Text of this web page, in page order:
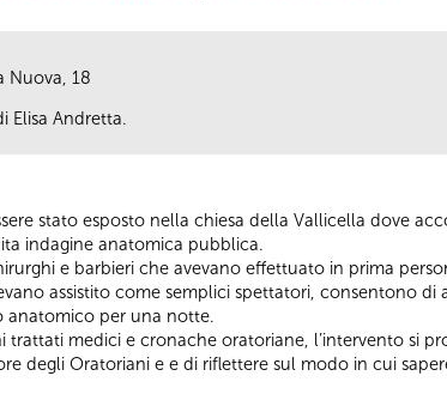
Nuova, 18
Elisa Andretta.
stato esposto nella chiesa della Vallicella dove
indagine anatomica pubblica.
e barbieri che avevano effettuato in prima
assistito come semplici spettatori, consentono di
anatomico per una notte.
trattati medici e cronache oratoriane, l’intervento si
degli Oratoriani e e di riflettere sul modo in cui